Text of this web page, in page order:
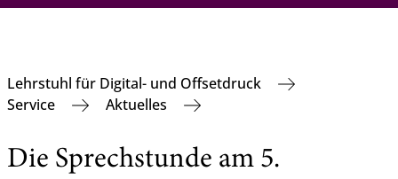
Lehrstuhl für Digital- und Offsetdruck
Service
Aktuelles
Die Sprechstunde am 5.